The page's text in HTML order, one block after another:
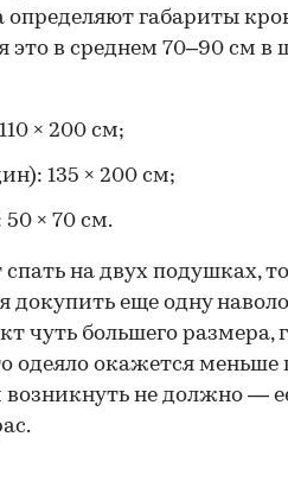
габариты
это в среднем 70–90 см в
× 200 см;
135 × 200 см;
× 70 см.
на двух подушках,
докупить еще одну
чуть большего размера,
одеяло окажется меньше
не должно —